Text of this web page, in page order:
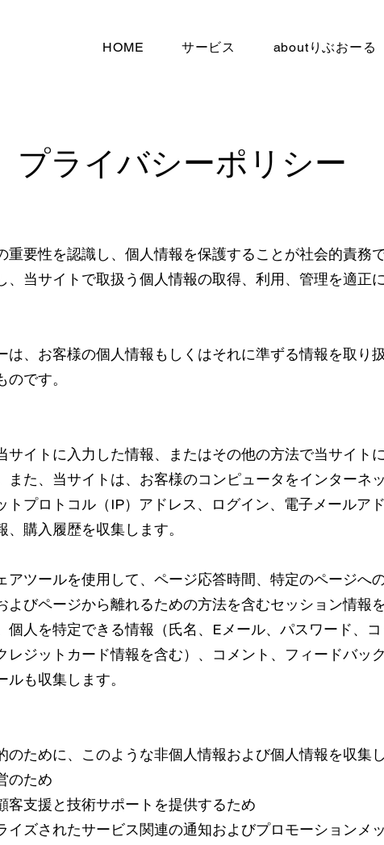
HOME サービス aboutりぶおーる
​プライバシーポリシー
重要性を認識し、個人情報を保護することが社会的責務
当サイトで取扱う個人情報の取得、利用、管理を適正に
は、お客様の個人情報もしくはそれに準ずる情報を取り
です。
サイトに入力した情報、またはその他の方法で当サイト
また、当サイトは、お客様のコンピュータをインターネ
トプロトコル（IP）アドレス、ログイン、電子メールア
購入履歴を収集します。
アツールを使用して、ページ応答時間、特定のページへ
よびページから離れるための方法を含むセッション情報
個人を特定できる情報（氏名、Eメール、パスワード、
レジットカード情報を含む）、コメント、フィードバッ
も収集します。
のために、このような非個人情報および個人情報を収集し
のため
客支援と技術サポートを提供するため
イズされたサービス関連の通知およびプロモーションメ